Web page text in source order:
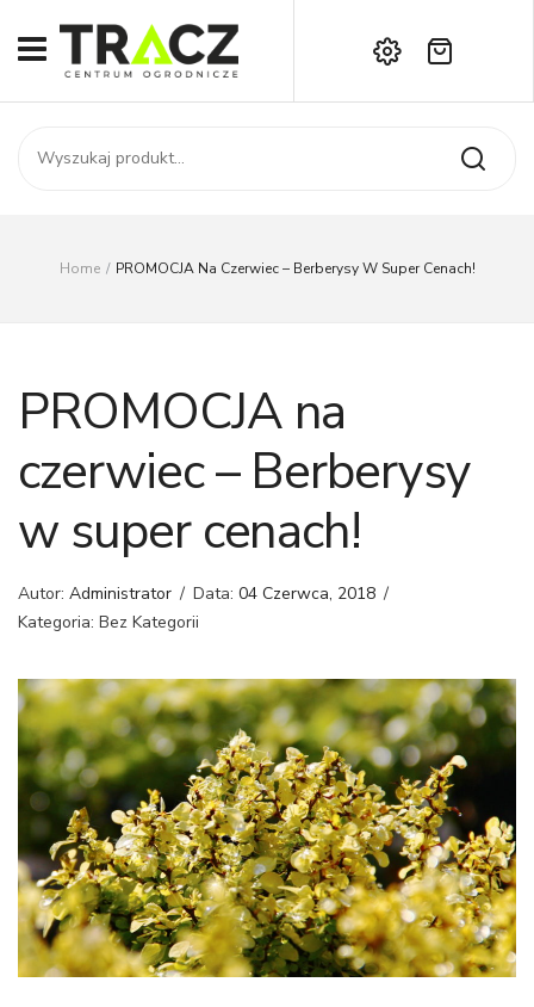
START
SKLEP
Brak produktów w koszyku.
Home / PROMOCJA Na Czerwiec – Berberysy W Super Cenach!
PROMOCJA na
czerwiec – Berberysy
w super cenach!
Autor: Administrator / Data: 04 Czerwca, 2018 /
Kategoria: Bez Kategorii